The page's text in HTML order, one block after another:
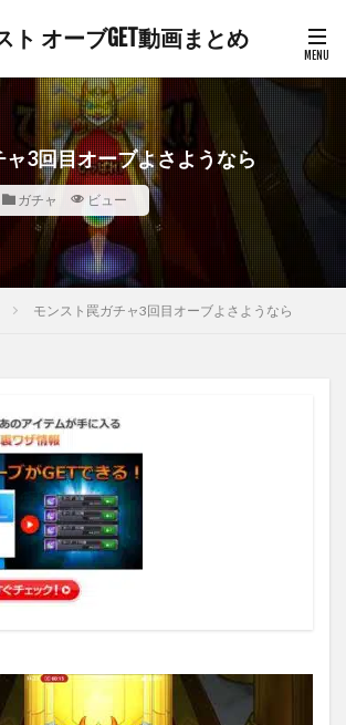
ト オーブGET動画まとめ
3回目オーブよさようなら
ガチャ ビュー
モンスト罠ガチャ3回目オーブよさようなら